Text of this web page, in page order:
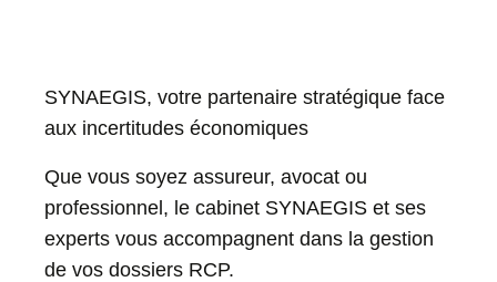
SYNAEGIS, votre partenaire stratégique face
aux incertitudes économiques
Que vous soyez assureur, avocat ou
professionnel, le cabinet SYNAEGIS et ses
experts vous accompagnent dans la gestion
de vos dossiers RCP.
Valeurs
équipe
Domaines